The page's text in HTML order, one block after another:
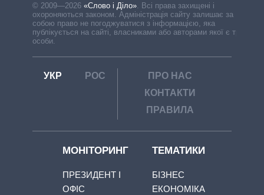
© 2009—2026 «Слово і Діло» Всі права захищені і
охороняються законом. Адміністрація сайту залишає за
собою право не погоджуватися з інформацією, яка
публікується на сайті, власниками або авторами якої є треті
особи.
УКР РОС
ПРО НАС
КОНТАКТИ
ПРАВИЛА
МОНІТОРИНГ
ПРЕЗИДЕНТ І
ОФІС
ТЕМАТИКИ
БІЗНЕС
ЕКОНОМІКА